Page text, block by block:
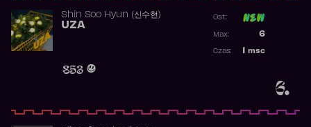
6.
Shin Soo Hyun (신수현)
UZA
853
Ost:
6
Max:
msc
Czas: